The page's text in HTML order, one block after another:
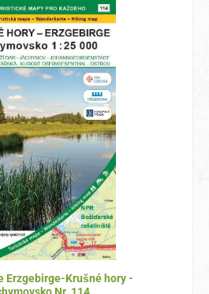
Erzgebirge-Krušné hory -